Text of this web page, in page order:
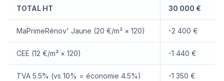
TOTAL HT 30 000 €
MaPrimeRénov' Jaune (20 €/m² × 120) -2 400 €
CEE (12 €/m² × 120) -1 440 €
TVA 5.5% (vs 10% = économie 4.5%) -1 350 €